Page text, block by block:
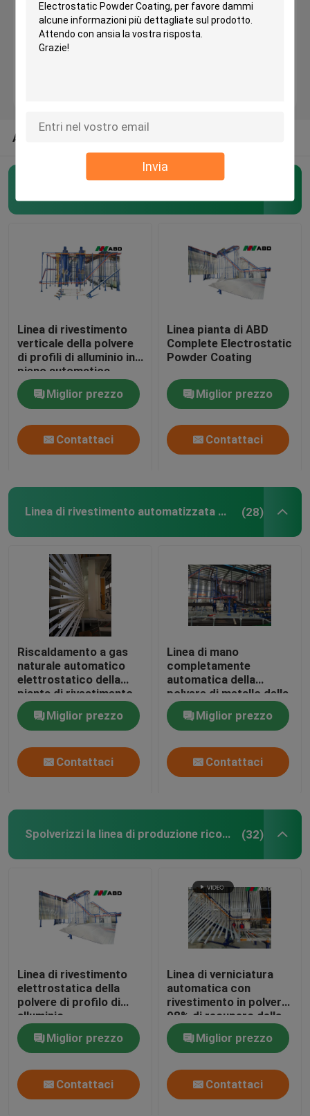
Invia
Linea di rivestimento automatizzata della polvere
Linea di rivestimento della polvere di metallo
Linea di produzione d'anodizzazione
Linea di PVDF
Linea di rivestimento orizzontale della polvere
Linea d'anodizzazione attrezzatura
Linea di rivestimento di colore
Forno ricoprente della polvere
Cabine del rivestimento della polvere
ALTRE CATEGORIE DAGLI STATI UNITI
Linea di rivestimento
verticale della polvere
di profili di alluminio in
pieno automatica
Miglior prezzo
Contattaci
Linea pianta di ABD
Complete Electrostatic
Powder Coating
Miglior prezzo
Contattaci
Linea di rivestimento automatizzata della polvere (28)
Riscaldamento a gas
naturale automatico
elettrostatico della
pianta di rivestimento
della polvere
Miglior prezzo
Contattaci
Linea di mano
completamente
automatica della
polvere di metallo della
pianta 380V 220V della
pittura della mano della
polvere
Miglior prezzo
Contattaci
Spolverizzi la linea di produzione ricoprente (32)
Linea di rivestimento
elettrostatica della
polvere di profilo di
alluminio
riscaldamento del gas
GPL della pianta
Miglior prezzo
Contattaci
Linea di verniciatura
automatica con
rivestimento in polvere
98% di recupero della
polvere
Miglior prezzo
Contattaci